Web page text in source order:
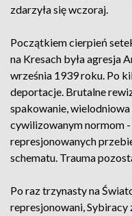
zdarzyła się wczoraj.
Początkiem cierpień
na Kresach była agresja
września 1939 roku. Po
deportacje. Brutalne
spakowanie,
cywilizowanym normom
represjonowanych
schematu. Trauma
Po raz trzynasty na
represjonowani,